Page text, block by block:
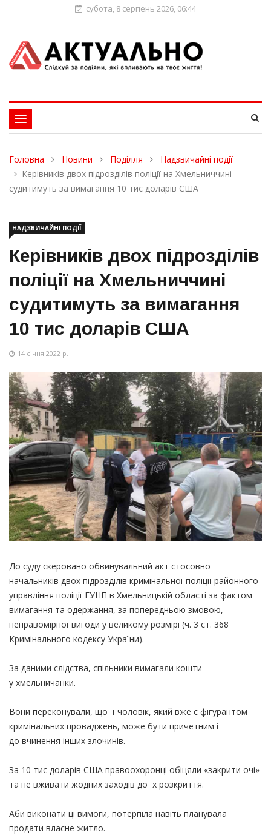
субота, 8 серпень 2026, 06:44
Toggle
navigation
Головна Новини Поділля
Надзвичайні події
Керівників двох підрозділів поліції на Хмельниччині
судитимуть за вимагання 10 тис доларів США
НАДЗВИЧАЙНІ ПОДІЇ
Керівників двох підрозділів
поліції на Хмельниччині
судитимуть за вимагання
10 тис доларів США
14 січня 2022 р.
До суду скеровано обвинувальний акт стосовно
начальників двох підрозділів кримінальної поліції районного
управління поліції ГУНП в Хмельницькій області за фактом
вимагання та одержання, за попередньою змовою,
неправомірної вигоди у великому розмірі (ч. 3 ст. 368
Кримінального кодексу України).
За даними слідства, спільники вимагали кошти
у хмельничанки.
Вони переконували, що її чоловік, який вже є фігурантом
кримінальних проваджень, може бути причетним і
до вчинення інших злочинів.
За 10 тис доларів США правоохоронці обіцяли «закрити очі»
та не вживати жодних заходів до їх розкриття.
Аби виконати ці вимоги, потерпіла навіть планувала
продати власне житло.